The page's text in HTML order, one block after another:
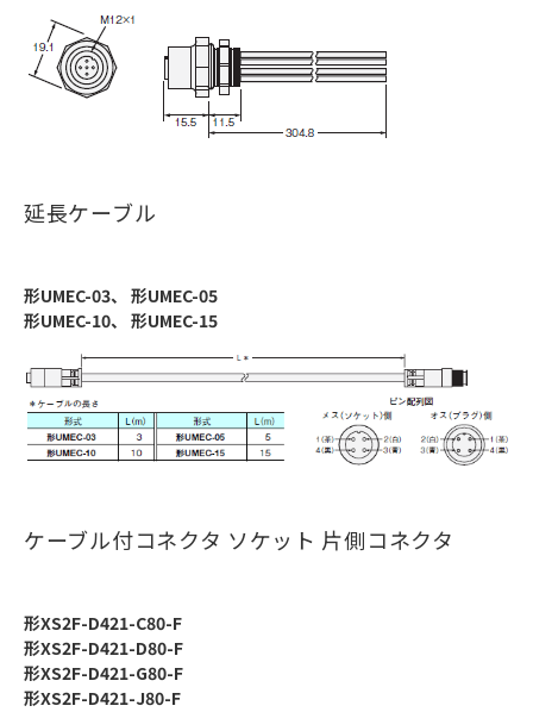
延長ケーブル
形UMEC-03、 形UMEC-05
形UMEC-10、 形UMEC-15
ケーブル付コネクタ ソケット 片側コネクタ
形XS2F-D421-C80-F
形XS2F-D421-D80-F
形XS2F-D421-G80-F
形XS2F-D421-J80-F